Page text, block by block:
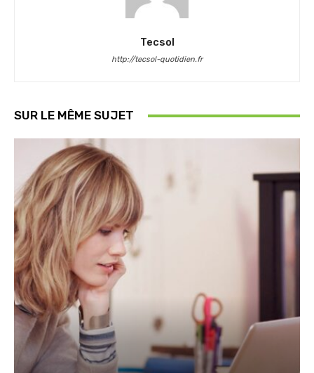
Tecsol
http://tecsol-quotidien.fr
SUR LE MÊME SUJET